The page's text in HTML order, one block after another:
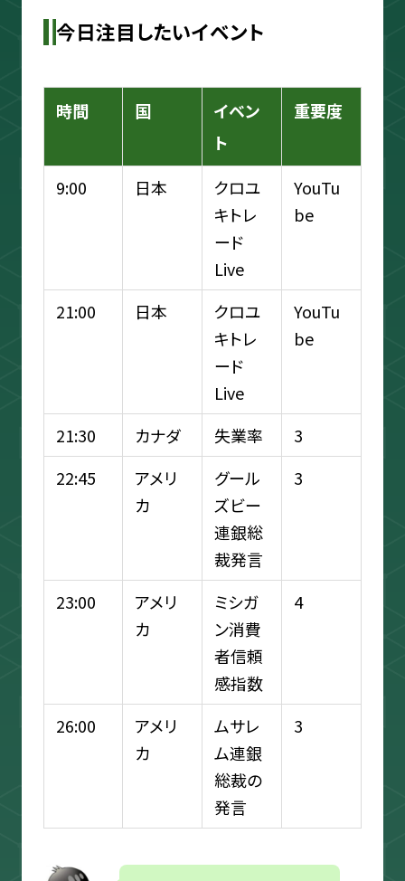
今日注目したいイベント
時間 国
イベン
ト
重要度
9:00 日本
クロユ
キトレ
ード
Live
YouTu
be
21:00 日本
クロユ
キトレ
ード
Live
YouTu
be
21:30 カナダ 失業率
3
22:45
アメリ
カ
グール
ズビー
連銀総
裁発言
3
23:00
アメリ
カ
ミシガ
ン消費
者信頼
感指数
4
26:00
アメリ
カ
ムサレ
ム連銀
総裁の
発言
3